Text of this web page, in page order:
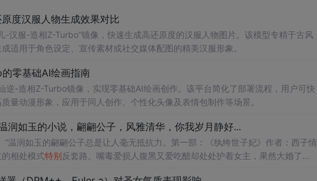
度汉服人物生成效果对比
-汉服-造相Z-Turbo”镜像，快速生成高还原度的汉服人物图片。该模型专精于古风
适用于角色设定、宣传素材或社交媒体配图的精美汉服形象。
零基础AI绘画指南
-造相Z-Turbo镜像，实现零基础AI绘画创作。该平台简化了部署流程，用户可快
量动漫形象，应用于同人创作、个性化头像及表情包制作等场景。
润如玉的小说，翩翩公子，风雅清华，你我岁月静好...
温润如玉的翩翩公子总是让人毫无抵抗力。第一部：《纨绔世子妃》作者：西子情
相处模式特别反套路。嘴毒爱损人腹黑又爱吃醋却处处护着女主，果然大婚了以